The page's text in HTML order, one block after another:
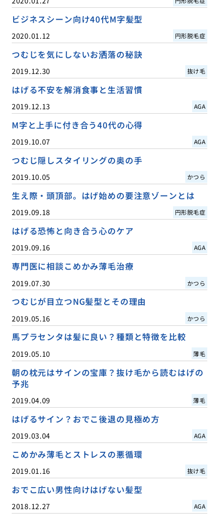
ビジネスシーン向け40代M字髪型
2020.01.12 円形脱毛症
つむじを気にしないお洒落の秘訣
2019.12.30 抜け毛
はげる不安を解消食事と生活習慣
2019.12.13 AGA
M字と上手に付き合う40代の心得
2019.10.07 AGA
つむじ隠しスタイリングの奥の手
2019.10.05 かつら
生え際・頭頂部。はげ始めの要注意ゾーンとは
2019.09.18 円形脱毛症
はげる恐怖と向き合う心のケア
2019.09.16 AGA
専門医に相談こめかみ薄毛治療
2019.07.30 かつら
つむじが目立つNG髪型とその理由
2019.05.16 かつら
馬プラセンタは髪に良い？種類と特徴を比較
2019.05.10 薄毛
朝の枕元はサインの宝庫？抜け毛から読むはげの
予兆
2019.04.09 薄毛
はげるサイン？おでこ後退の見極め方
2019.03.04 AGA
こめかみ薄毛とストレスの悪循環
2019.01.16 抜け毛
おでこ広い男性向けはげない髪型
2018.12.27 AGA